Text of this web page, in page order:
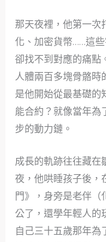
那天夜裡，他第一次
化、加密貨幣……這
卻找不到對應的痛點
人體兩百多塊骨骼
是他開始從最基礎的
能合約？就像當年為
步的動力鏈。
成長的軌跡往往藏在
夜，他哄睡孩子後，
門》，身旁是老伴（
公了，還學年輕人的
自己三十五歲那年為